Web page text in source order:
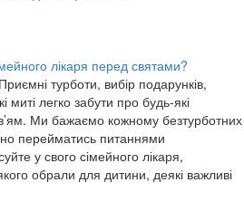
лікаря перед святами?
турботи, вибір подарунків,
миті легко забути про будь-які
Ми бажаємо кожному безтурботних
перейматись питаннями
у свого сімейного лікаря,
обрали для дитини, деякі важливі